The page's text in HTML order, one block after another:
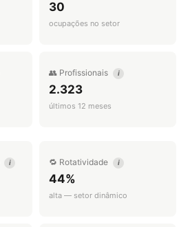
30
ocupações no setor
👥 Profissionais i
2.323
últimos 12 meses
i 🔁 Rotatividade i
44%
alta — setor dinâmico